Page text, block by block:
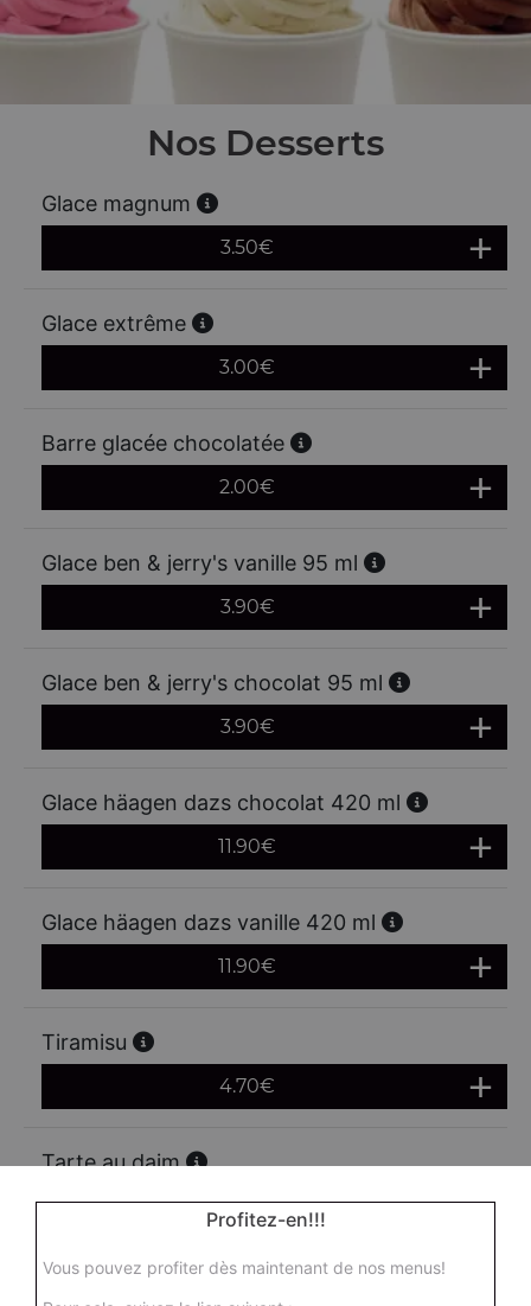
Nos Desserts
Glace magnum
3.50€
Glace extrême
3.00€
Barre glacée chocolatée
2.00€
Glace ben & jerry's vanille 95 ml
3.90€
Glace ben & jerry's chocolat 95 ml
3.90€
Glace häagen dazs chocolat 420 ml
11.90€
Glace häagen dazs vanille 420 ml
11.90€
Tiramisu
4.70€
Tarte au daim
3.90€
Muffin vanille aux pépites de chocolat
Profitez-en!!!
Vous pouvez profiter dès maintenant de nos menus!